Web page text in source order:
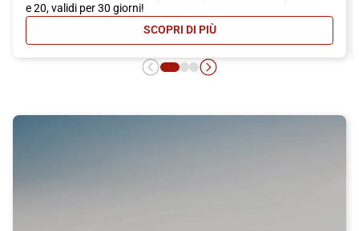
e 20, validi per 30 giorni!
SCOPRI DI PIÙ- CARNET ITALO: MASSIMA